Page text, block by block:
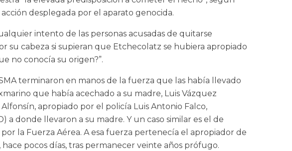
desplegada por el aparato genocida.
intento de las personas acusadas de quitarse
su cabeza si supieran que Etchecolatz se hubiera apropiado
no conocía su origen?”.
terminaron en manos de la fuerza que las había llevado
que había acechado a su madre, Luis Vázquez
apropiado por el policía Luis Antonio Falco,
donde llevaron a su madre. Y un caso similar es el de
la Fuerza Aérea. A esa fuerza pertenecía el apropiador de
pocos días, tras permanecer veinte años prófugo.